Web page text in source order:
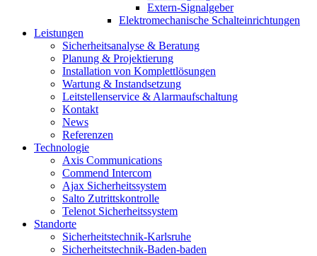
Extern-Signalgeber
Elektromechanische Schalteinrichtungen
Leistungen
Sicherheitsanalyse & Beratung
Planung & Projektierung​
Installation von Komplettlösungen
Wartung & Instandsetzung
Leitstellenservice & Alarmaufschaltung
Kontakt
News
Referenzen
Technologie
Axis Communications
Commend Intercom
Ajax Sicherheitssystem​
Salto Zutrittskontrolle
Telenot Sicherheitssystem
Standorte
Sicherheitstechnik-Karlsruhe
Sicherheitstechnik-Baden-baden